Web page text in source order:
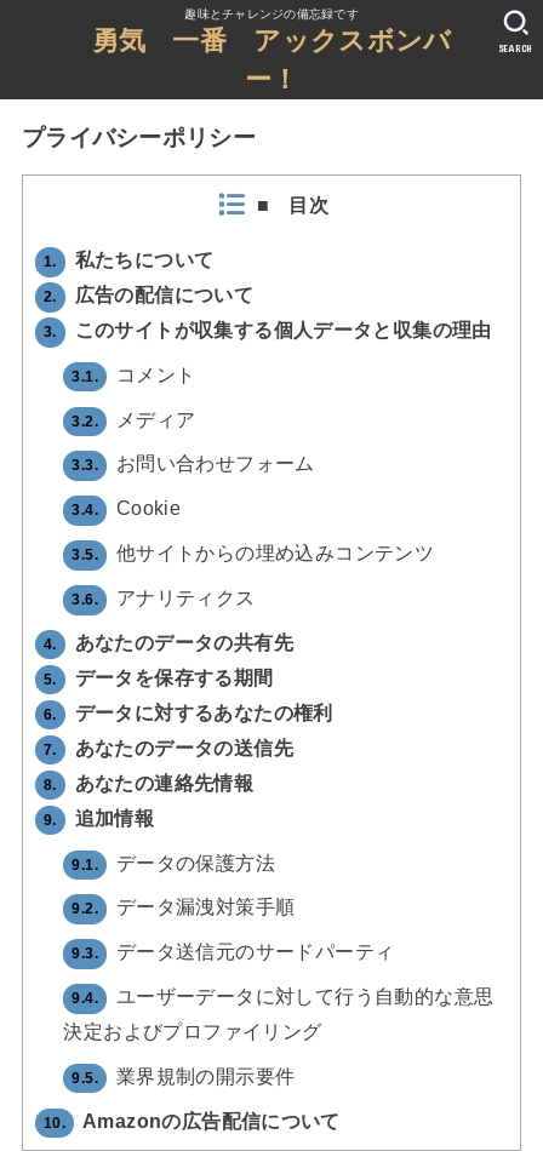
趣味とチャレンジの備忘録です
勇気 一番 アックスボンバ
ー！
SEARCH
プライバシーポリシー
■ 目次
1. 私たちについて
2. 広告の配信について
3. このサイトが収集する個人データと収集の理由
3.1. コメント
3.2. メディア
3.3. お問い合わせフォーム
3.4. Cookie
3.5. 他サイトからの埋め込みコンテンツ
3.6. アナリティクス
4. あなたのデータの共有先
5. データを保存する期間
6. データに対するあなたの権利
7. あなたのデータの送信先
8. あなたの連絡先情報
9. 追加情報
9.1. データの保護方法
9.2. データ漏洩対策手順
9.3. データ送信元のサードパーティ
9.4.
ユーザーデータに対して行う自動的な意思
決定およびプロファイリング
9.5. 業界規制の開示要件
10. Amazonの広告配信について